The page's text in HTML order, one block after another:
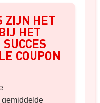
ZIJN HET
HET
COUPON
gemiddelde